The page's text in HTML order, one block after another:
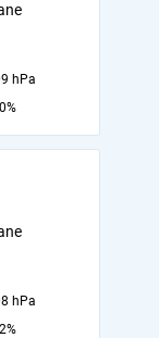
hPa
hPa